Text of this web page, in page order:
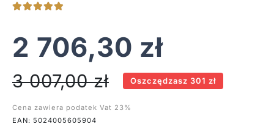
2 706,30 zł
3 007,00zł Oszczędzasz 301 zł
Cena zawiera podatek Vat 23%
EAN: 5024005605904